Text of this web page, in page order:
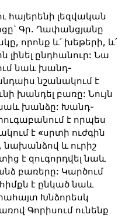
հայերենի լեզվական
Գր. Ղափանցյանը
որոնք և՛ խեթերի, և՛
լինել ընդհանուր: Նա
նաև խանդ-
նշանակում է
խանդել բառը: Նույն
նաև խանձը: Խանդ-
է որպես
է «սրտի ուժգին
նախանձով և ուրիշ
է զուգորդվել նաև
բառերը: Կարծում
է ընկած նաև
Խնձորեսկ
Գորիսում ունենք